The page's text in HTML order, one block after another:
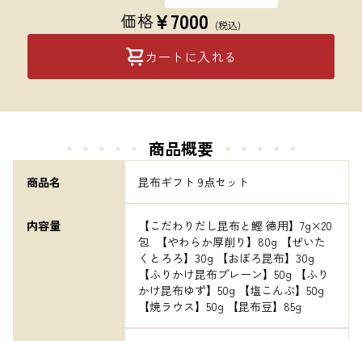
価格¥7000 (税込)
カートに入れる
・・・・・ 商品概要 ・・・・・
商品名 昆布ギフト 9点セット
内容量
【こだわりだし昆布と鰹 徳用】7g×20
包  【やわらか厚削り】80g 【ぜいた
くとろろ】30g 【おぼろ昆布】30g
【ふりかけ昆布プレーン】50g 【ふり
かけ昆布ゆず】50g 【塩こんぶ】50g
【焼ラウス】50g 【昆布豆】85g